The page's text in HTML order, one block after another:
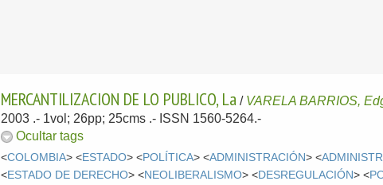
MERCANTILIZACION DE LO PUBLICO, La / VARELA BARRIOS,
2003 .- 1vol; 26pp; 25cms .- ISSN 1560-5264.-
Ocultar tags
<COLOMBIA> <ESTADO> <POLÍTICA> <ADMINISTRACIÓN> <
<ESTADO DE DERECHO> <NEOLIBERALISMO> <DESREGULACIÓN> <